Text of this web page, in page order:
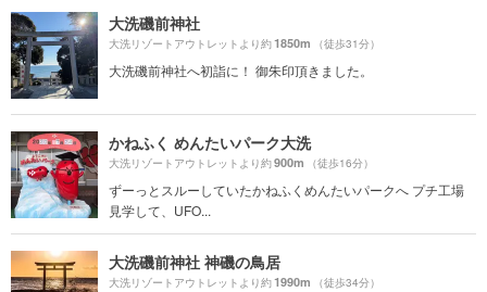
大洗磯前神社
大洗リゾートアウトレットより約1850m （徒歩31分）
大洗磯前神社へ初詣に！ 御朱印頂きました。
かねふく めんたいパーク大洗
大洗リゾートアウトレットより約900m （徒歩16分）
ずーっとスルーしていたかねふくめんたいパークへ プチ工場
見学して、UFO...
大洗磯前神社 神磯の鳥居
大洗リゾートアウトレットより約1990m （徒歩34分）